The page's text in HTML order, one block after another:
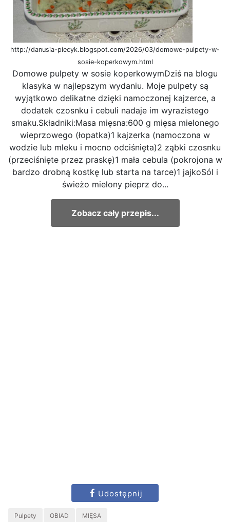
http://danusia-piecyk.blogspot.com/2026/03/domowe-pulpety-w-
sosie-koperkowym.html
Domowe pulpety w sosie koperkowymDziś na blogu
klasyka w najlepszym wydaniu. Moje pulpety są
wyjątkowo delikatne dzięki namoczonej kajzerce, a
dodatek czosnku i cebuli nadaje im wyrazistego
smaku.Składniki:Masa mięsna:600 g mięsa mielonego
wieprzowego (łopatka)1 kajzerka (namoczona w
wodzie lub mleku i mocno odciśnięta)2 ząbki czosnku
(przeciśnięte przez praskę)1 mała cebula (pokrojona w
bardzo drobną kostkę lub starta na tarce)1 jajkoSól i
świeżo mielony pieprz do...
Zobacz cały przepis...
Udostępnij
Pulpety OBIAD MIĘSA